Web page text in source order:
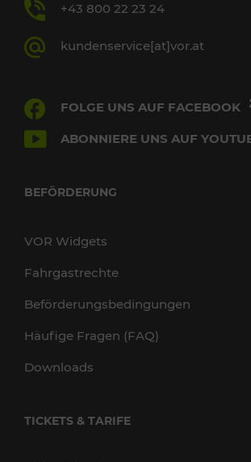
+43 800 22 23 24
kundenservice[at]vor.at
FOLGE UNS AUF FACEBOOK
ABONNIERE UNS AUF
BEFÖRDERUNG
VOR Widgets
Fahrgastrechte
Beförderungsbedingungen
Häufige Fragen (FAQ)
Downloads
TICKETS & TARIFE